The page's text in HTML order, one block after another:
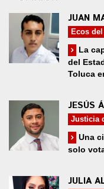
JUAN
Ecos
La
del
Toluca
JESÚS
Justicia
Una
solo
JULIA